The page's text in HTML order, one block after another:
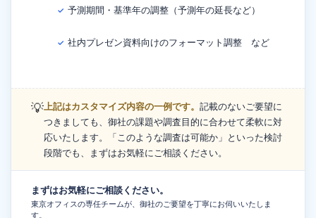
✓ 予測期間・基準年の調整（予測年の延長など）
✓ 社内プレゼン資料向けのフォーマット調整 など
💡上記はカスタマイズ内容の一例です。 記載のないご要望に
つきましても、御社の課題や調査目的に合わせて柔軟に対
応いたします。「このような調査は可能か」といった検討
段階でも、まずはお気軽にご相談ください。
まずはお気軽にご相談ください。
東京オフィスの専任チームが、御社のご要望を丁寧にお伺いいたしま
す。